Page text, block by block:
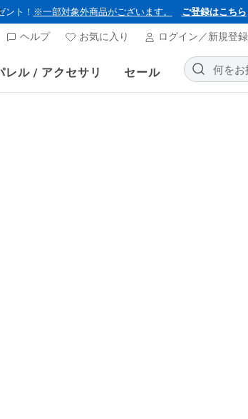
ント！ ※一部対象外商品がございます。 ご登録はこちら
ヘルプ お気に入り ログイン／新規登録
レル / アクセサリ セール